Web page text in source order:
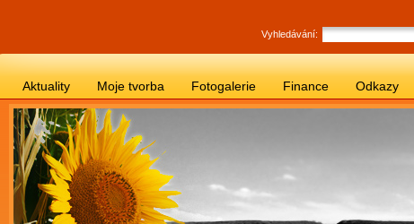
Aktuality Moje tvorba Fotogalerie Finance Odkazy
Vyhledávání: